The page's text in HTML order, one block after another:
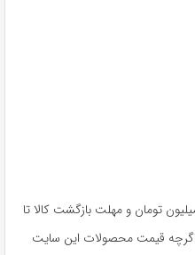
رایگان برای سبد خرید بیش از 1 میلیون تومان و مهلت بازگشت کالا تا
اگرچه قیمت محصولات این سایت